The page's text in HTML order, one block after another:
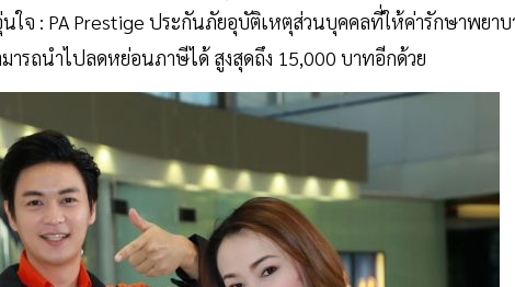
จ : PA Prestige ประกันภัยอุบัติเหตุส่วนบุคคลที่ให้ค่ารักษาพยาบ
ารถนำไปลดหย่อนภาษีได้ สูงสุดถึง 15,000 บาทอีกด้วย